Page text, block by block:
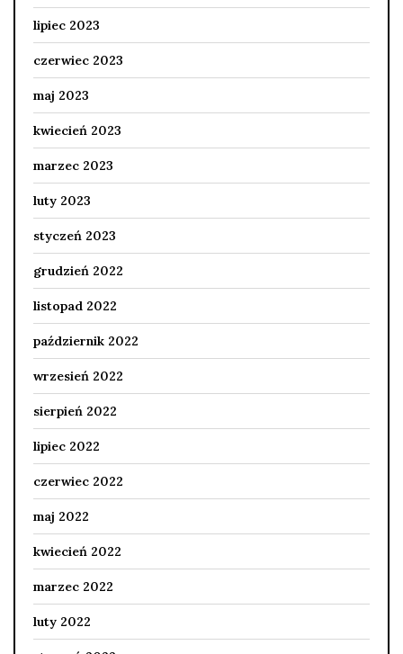
lipiec 2023
czerwiec 2023
maj 2023
kwiecień 2023
marzec 2023
luty 2023
styczeń 2023
grudzień 2022
listopad 2022
październik 2022
wrzesień 2022
sierpień 2022
lipiec 2022
czerwiec 2022
maj 2022
kwiecień 2022
marzec 2022
luty 2022